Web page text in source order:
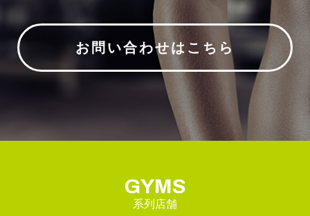
お問い合わせはこちら
GYMS
系列店舗